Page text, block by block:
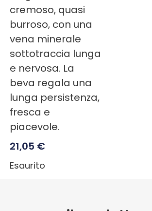
cremoso, quasi
burroso, con una
vena minerale
sottotraccia lunga
e nervosa. La
beva regala una
lunga persistenza,
fresca e
piacevole.
21,05 €
Esaurito